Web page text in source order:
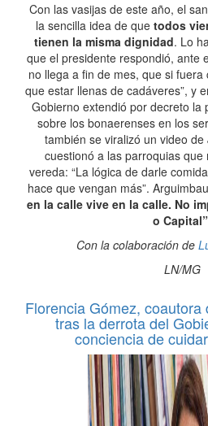
Con las vasijas de este año, el
la sencilla idea de que todos
tienen la misma dignidad. Lo
que el presidente respondió, ante
no llega a fin de mes, que si fuera
que estar llenas de cadáveres”, y
Gobierno extendió por decreto la
sobre los bonaerenses en los
también se viralizó un video
cuestionó a las parroquias
vereda: “La lógica de darle
hace que vengan más”.
en la calle vive en la calle. No
o
Con la colaboración de
LN/MG
Florencia Gómez,
tras la derrota del
conciencia de